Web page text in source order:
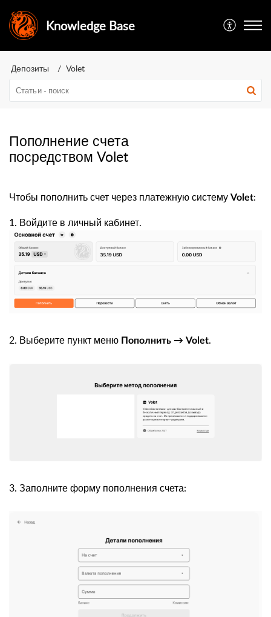
Knowledge Base
Депозиты Volet
Пополнение счета
посредством Volet
Чтобы пополнить счет через платежную систему Volet:
1. Войдите в личный кабинет.
2. Выберите пункт меню Пополнить →Volet.
3. Заполните форму пополнения счета: